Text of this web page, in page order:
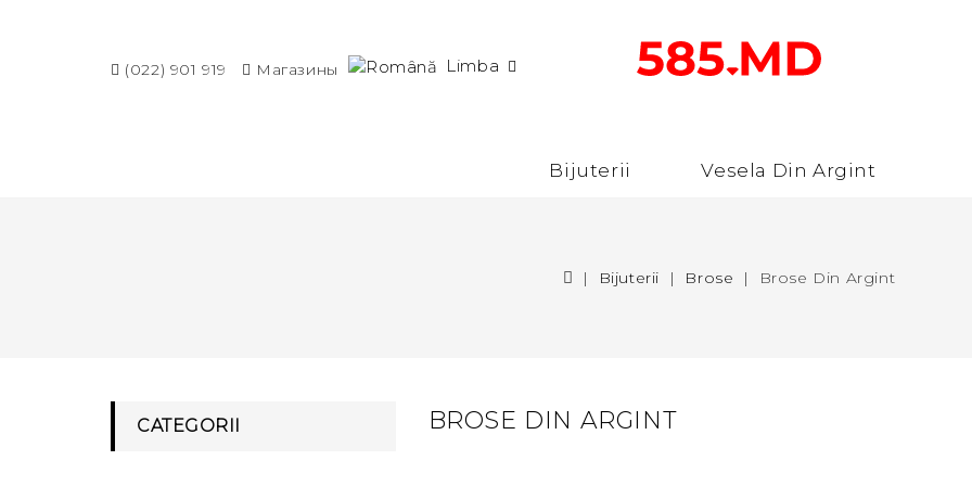
(022) 901 919 Магазины Limba
Bijuterii Vesela Din Argint
Bijuterii Brose Brose Din Argint
CATEGORII BROSE DIN ARGINT